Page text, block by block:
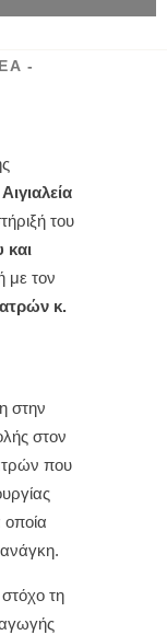
-
του
και
με τον
κ.
στην
στον
που
οποία
τη